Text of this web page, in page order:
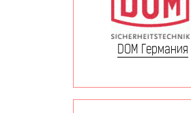
DOM Германия